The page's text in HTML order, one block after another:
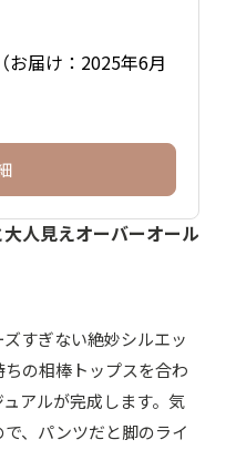
届け：2025年6月
人見えオーバーオール
すぎない絶妙シルエッ
の相棒トップスを合わ
アルが完成します。気
、パンツだと脚のライ